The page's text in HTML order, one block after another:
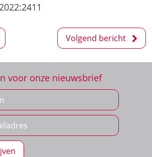
Volgend bericht
voor onze nieuwsbrief